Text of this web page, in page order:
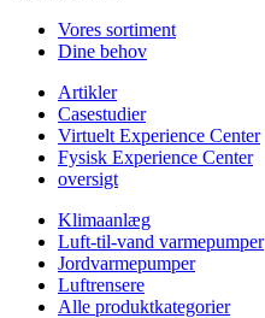
Vores sortiment
Dine behov
Artikler
Casestudier
Virtuelt Experience Center
Fysisk Experience Center
oversigt
Klimaanlæg
Luft-til-vand varmepumper
Jordvarmepumper
Luftrensere
Alle produktkategorier